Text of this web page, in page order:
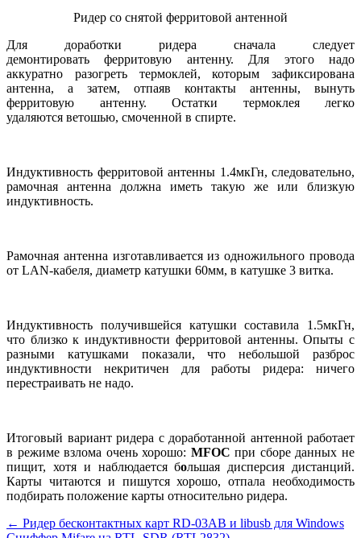
Ридер со снятой ферритовой антенной
Для доработки ридера сначала следует
демонтировать ферритовую антенну. Для этого надо
аккуратно разогреть термоклей, которым зафиксирована
антенна, а затем, отпаяв контакты антенны, вынуть
ферритовую антенну. Остатки термоклея легко
удаляются ветошью, смоченной в спирте.
Индуктивность ферритовой антенны 1.4мкГн, следовательно,
рамочная антенна должна иметь такую же или близкую
индуктивность.
Рамочная антенна изготавливается из одножильного провода
от LAN-кабеля, диаметр катушки 60мм, в катушке 3 витка.
Индуктивность получившейся катушки составила 1.5мкГн,
что близко к индуктивности ферритовой антенны. Опыты с
разными катушками показали, что небольшой разброс
индуктивности некритичен для работы ридера: ничего
перестраивать не надо.
Итоговый вариант ридера с доработанной антенной работает
в режиме взлома очень хорошо: MFOC при сборе данных не
пищит, хотя и наблюдается большая дисперсия дистанций.
Карты читаются и пишутся хорошо, отпала необходимость
подбирать положение карты относительно ридера.
Навигация
← Ридер бесконтактных карт RD-03AB и libusb для Windows